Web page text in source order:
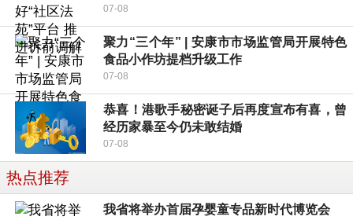
07-08
聚力“三个年” | 安康市市场监管局开展特色
食品小作坊提档升级工作
07-08
恭喜！港歌手秘密诞子后再度宣布有喜，曾
经历家暴至今仍未敢结婚
07-08
热点推荐
我省将举办首届孕婴童专品新时代博览会